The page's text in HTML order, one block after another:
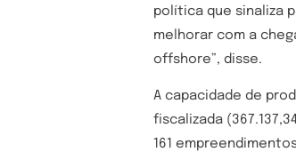
política que sinaliza
melhorar com a
offshore”, disse.
A capacidade de
fiscalizada
161